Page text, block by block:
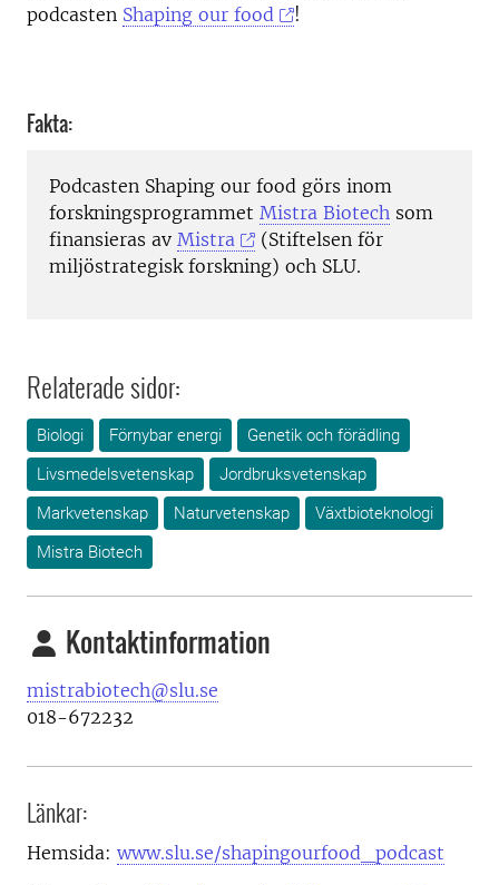
podcasten Shaping our food !
Fakta:
Podcasten Shaping our food görs inom
forskningsprogrammet Mistra Biotech som
finansieras av Mistra
(Stiftelsen för
miljöstrategisk forskning) och SLU.
Relaterade sidor:
Biologi Förnybar energi
Genetik och förädling
Livsmedelsvetenskap
Jordbruksvetenskap
Markvetenskap
Naturvetenskap
Växtbioteknologi
Mistra Biotech
Kontaktinformation
mistrabiotech@slu.se
018-672232
Länkar:
Hemsida: www.slu.se/shapingourfood_podcast